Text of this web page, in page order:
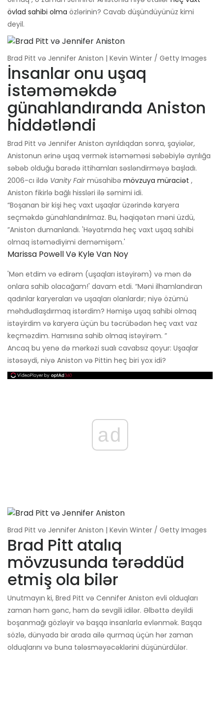
övlad sahibi olma özlərinin? Cavab düşündüyünüz kimi
deyil.
Brad Pitt və Jennifer Aniston | Kevin Winter / Getty Images
İnsanlar onu uşaq
istəməməkdə
günahlandıranda Aniston
hiddətləndi
Brad Pitt və Jennifer Aniston ayrıldıqdan sonra, şayiələr,
Anistonun ərinə uşaq vermək istəməməsi səbəbiylə ayrılığa
səbəb olduğu barədə ittihamları səsləndirməyə başladı.
2006-cı ildə Vanity Fairmüsahibə mövzuya müraciət ,
Aniston fikirlə bağlı hissləri ilə səmimi idi.
“Boşanan bir kişi heç vaxt uşaqlar üzərində karyera
seçməkdə günahlandırılmaz. Bu, həqiqətən məni üzdü,
”Aniston dumanlandı. 'Həyatımda heç vaxt uşaq sahibi
olmaq istəmədiyimi deməmişəm.'
Marissa Powell Və Kyle Van Noy
'Mən etdim və edirəm (uşaqları istəyirəm) və mən də
onlara sahib olacağam!' davam etdi. “Məni ilhamlandıran
qadınlar karyeraları və uşaqları olanlardır; niyə özümü
məhdudlaşdırmaq istərdim? Həmişə uşaq sahibi olmaq
istəyirdim və karyera üçün bu təcrübədən heç vaxt vaz
keçməzdim. Hamısına sahib olmaq istəyirəm. ”
Ancaq bu yenə də mərkəzi sualı cavabsız qoyur: Uşaqlar
istəsəydi, niyə Aniston və Pittin heç biri yox idi?
ad
Brad Pitt və Jennifer Aniston | Kevin Winter / Getty Images
Brad Pitt atalıq
mövzusunda tərəddüd
etmiş ola bilər
Unutmayın ki, Bred Pitt və Cennifer Aniston evli olduqları
zaman həm gənc, həm də sevgili idilər. Əlbəttə deyildi
boşanmağı gözləyir və başqa insanlarla evlənmək. Başqa
sözlə, dünyada bir arada ailə qurmaq üçün hər zaman
olduqlarını və buna tələsməyəcəklərini düşünürdülər.